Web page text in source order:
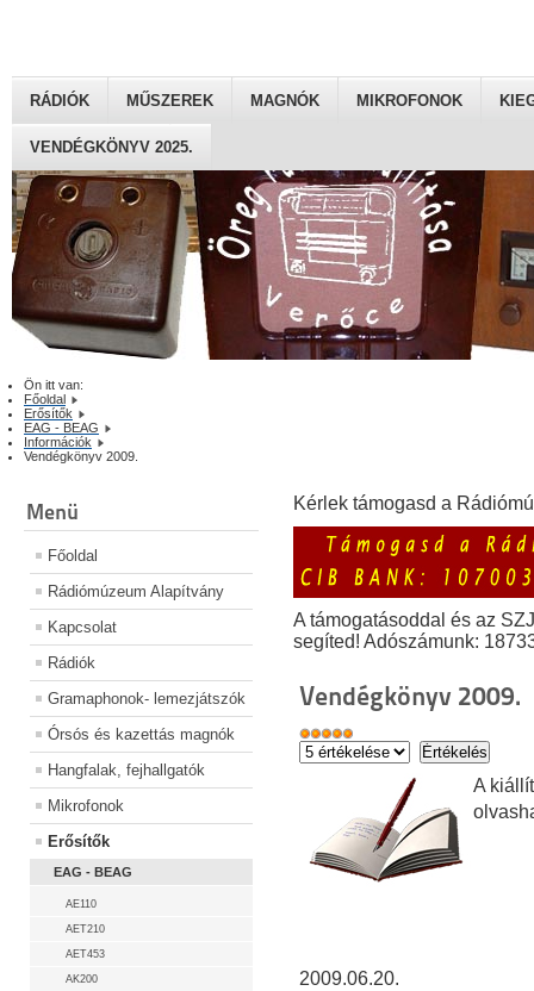
RÁDIÓK MŰSZEREK MAGNÓK MIKROFONOK
VENDÉGKÖNYV 2025.
Ön itt van:
Főoldal
Erősítők
EAG - BEAG
Információk
Vendégkönyv 2009.
Menü
Főoldal
Rádiómúzeum Alapítvány
Kapcsolat
Rádiók
Gramaphonok- lemezjátszók
Órsós és kazettás magnók
Hangfalak, fejhallgatók
Mikrofonok
Erősítők
EAG - BEAG
AE110
AET210
AET453
AK200
Kérlek támogasd a
A támogatásoddal és az
segíted! Adószámunk:
Vendégkönyv 2009.
A
2009.06.20.